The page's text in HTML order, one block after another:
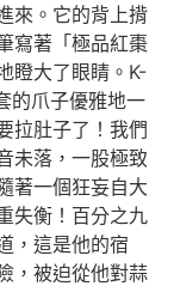
來。它的背上揹
寫著「極品紅棗
瞪大了眼睛。K-
的爪子優雅地一
拉肚子了！我們
未落，一股極致
著一個狂妄自大
失衡！百分之九
，這是他的宿
，被迫從他對蒜